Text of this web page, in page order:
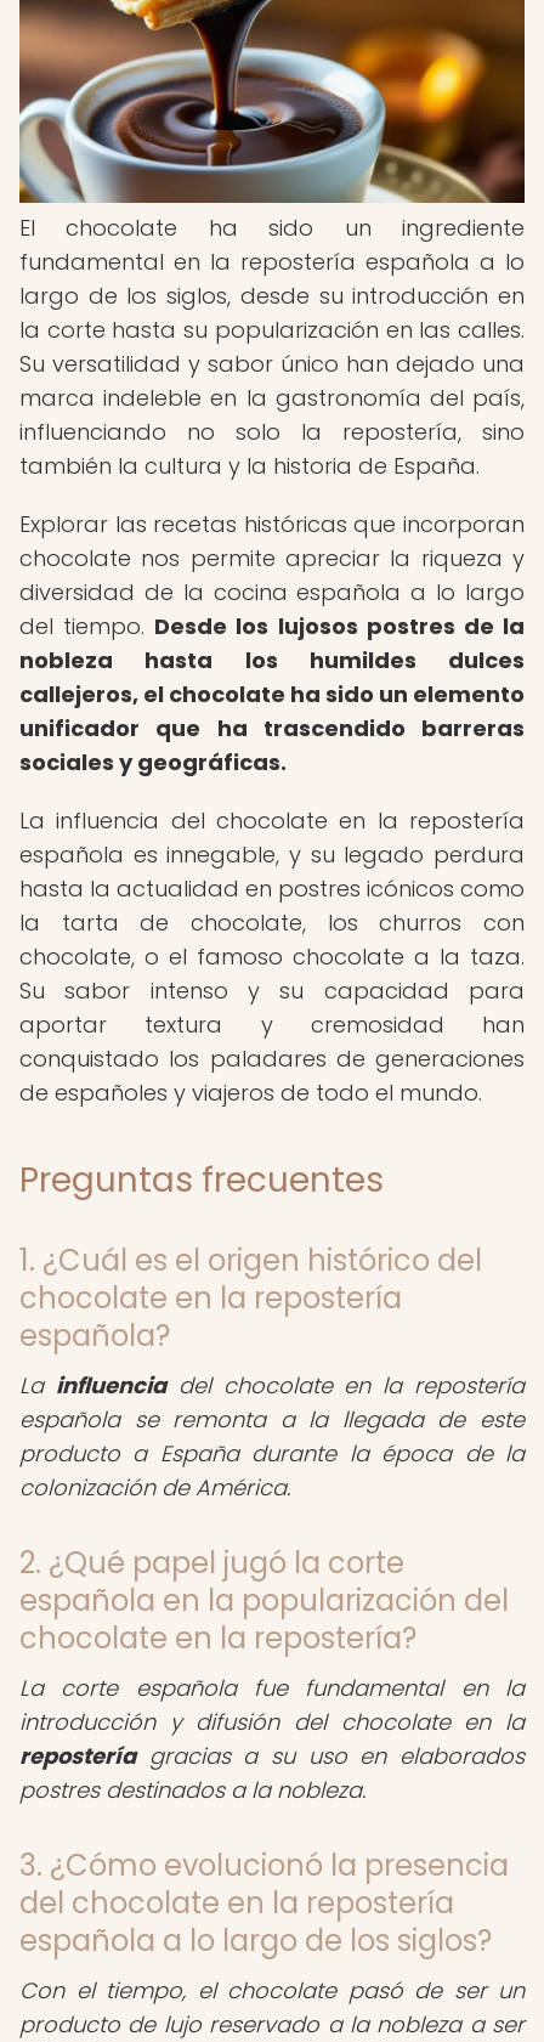
El chocolate ha sido un ingrediente
fundamental en la repostería española a lo
largo de los siglos, desde su introducción en
la corte hasta su popularización en las calles.
Su versatilidad y sabor único han dejado una
marca indeleble en la gastronomía del país,
influenciando no solo la repostería, sino
también la cultura y la historia de España.
Explorar las recetas históricas que incorporan
chocolate nos permite apreciar la riqueza y
diversidad de la cocina española a lo largo
del tiempo. Desde los lujosos postres de la
nobleza hasta los humildes dulces
callejeros, el chocolate ha sido un elemento
unificador que ha trascendido barreras
sociales y geográficas.
La influencia del chocolate en la repostería
española es innegable, y su legado perdura
hasta la actualidad en postres icónicos como
la tarta de chocolate, los churros con
chocolate, o el famoso chocolate a la taza.
Su sabor intenso y su capacidad para
aportar textura y cremosidad han
conquistado los paladares de generaciones
de españoles y viajeros de todo el mundo.
Preguntas frecuentes
1. ¿Cuál es el origen histórico del
chocolate en la repostería
española?
La influenciadel chocolate en la repostería
española se remonta a la llegada de este
producto a España durante la época de la
colonización de América.
2. ¿Qué papel jugó la corte
española en la popularización del
chocolate en la repostería?
La corte española fue fundamental en la
introducción y difusión del chocolate en la
reposteríagracias a su uso en elaborados
postres destinados a la nobleza.
3. ¿Cómo evolucionó la presencia
del chocolate en la repostería
española a lo largo de los siglos?
Con el tiempo, el chocolate pasó de ser un
producto de lujo reservado a la nobleza a ser